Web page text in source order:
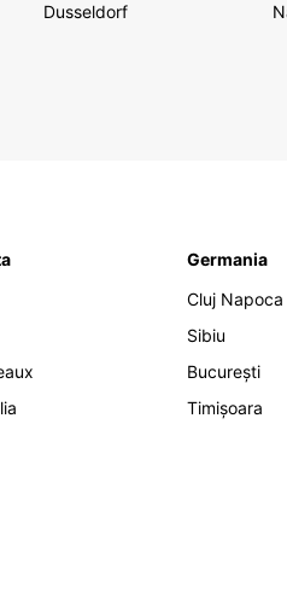
Dusseldorf
Germania
Cluj Napoca
Sibiu
București
Timișoara